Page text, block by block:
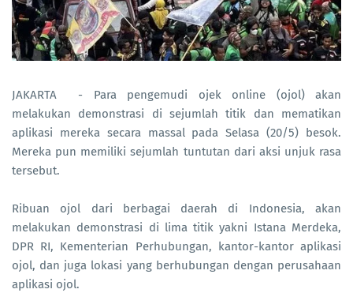
JAKARTA - Para pengemudi ojek online (ojol) akan
melakukan demonstrasi di sejumlah titik dan mematikan
aplikasi mereka secara massal pada Selasa (20/5) besok.
Mereka pun memiliki sejumlah tuntutan dari aksi unjuk rasa
tersebut.
Ribuan ojol dari berbagai daerah di Indonesia, akan
melakukan demonstrasi di lima titik yakni Istana Merdeka,
DPR RI, Kementerian Perhubungan, kantor-kantor aplikasi
ojol, dan juga lokasi yang berhubungan dengan perusahaan
aplikasi ojol.